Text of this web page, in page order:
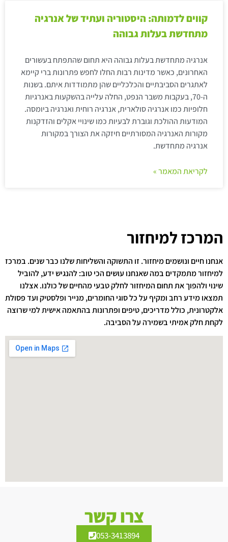
קווים לדמותה: היסטוריה ועתיד של אנרגיה
מתחדשת בעלות גבוהה
אנרגיה מתחדשת בעלות גבוהה היא תחום שהתפתח בעשורים
האחרונים, כאשר מדינות רבות החלו לחפש פתרונות ברי קיימא
לאתגרים הסביבתיים והכלכליים שהן מתמודדות איתם. בשנות
ה-70, בעקבות משבר הנפט, החלה עלייה בהשקעות באנרגיות
חלופיות כמו אנרגיה סולארית, אנרגיה רוחית ואנרגיה ביומסה.
המודעות ההולכת וגוברת לבעיות כמו שינויי אקלים והזדקנות
מקורות האנרגיה המסורתיים חיזקה את הצורך במקורות
אנרגיה מתחדשת.
לקריאת המאמר »
המרכז למיחזור
אנחנו חיים ונושמים מיחזור. זו התשוקה והשליחות שלנו כבר שנים. במרכז
למיחזור מתמקדים במה שאנחנו עושים הכי טוב: להנגיש ידע, להוביל
שינוי ולהפוך את תחום המיחזור לחלק טבעי מהחיים של כולנו. אצלנו
תמצאו מידע רחב ומקיף על כל סוגי החומרים, מנייר ופלסטיק ועד פסולת
אלקטרונית, כולל מדריכים, טיפים ופתרונות בהתאמה אישית למי שרוצה
לקחת חלק אמיתי בשמירה על הסביבה.
צרו קשר
053-3413894